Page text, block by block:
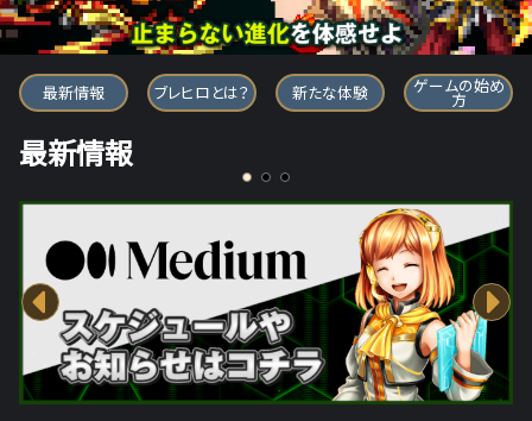
ブレイブ フロンティア ヒーローズ
最新情報 ブレヒロとは？ 新たな体験 ゲームの始め
方
最新情報